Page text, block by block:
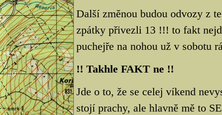
Další změnou budou odvozy z
zpátky přivezli 13 !!! to fakt
puchejře na nohou už v sobotu
!! Takhle FAKT ne !!
Jde o to, že se celej víkend
stojí prachy, ale hlavně mě to